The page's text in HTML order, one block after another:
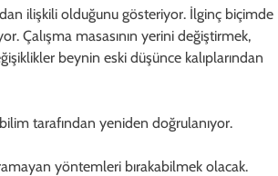
ilişkili olduğunu gösteriyor. İlginç biçimde
Çalışma masasının yerini değiştirmek,
beynin eski düşünce kalıplarından
tarafından yeniden doğrulanıyor.
yöntemleri bırakabilmek olacak.